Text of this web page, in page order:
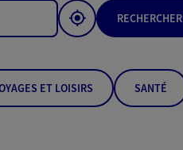
RECHERCHER
ET LOISIRS SANTÉ